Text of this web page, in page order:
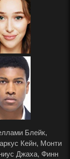
Блейк,
Кейн, Монти
Джаха, Финн